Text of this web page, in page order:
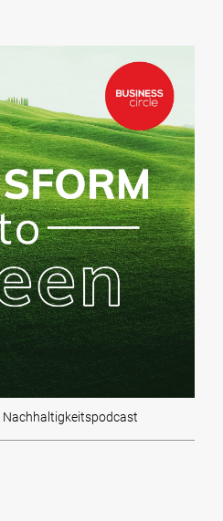
Nachhaltigkeitspodcast